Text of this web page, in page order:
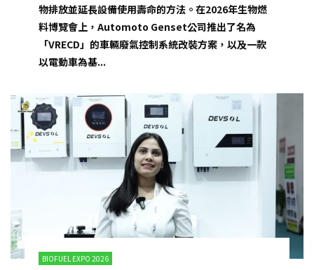
物排放並延長設備使用壽命的方法。在2026年生物燃
料博覽會上，Automoto Genset公司推出了名為
「VRECD」的車輛廢氣控制系統改裝方案，以及一款
以電動車為基...
BIOFUEL EXPO 2026